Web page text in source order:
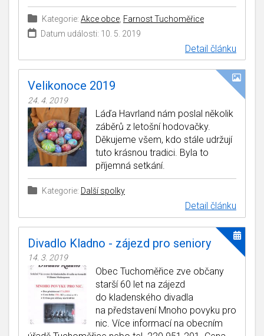
Kategorie: Akce obce Farnost Tuchoměřice
Datum události: 10. 5. 2019
Detail článku
Velikonoce 2019
24. 4. 2019
Láďa Havrland nám poslal několik
záběrů z letošní hodovačky.
Děkujeme všem, kdo stále udržují
tuto krásnou tradici. Byla to
příjemná setkání.
Kategorie: Další spolky
Detail článku
Divadlo Kladno - zájezd pro seniory
14. 3. 2019
Obec Tuchoměřice zve občany
starší 60 let na zájezd
do kladenského divadla
na představení Mnoho povyku pro
nic. Více informací na obecním